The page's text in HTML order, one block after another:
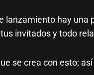
lanzamiento hay
invitados y todo
se crea con esto;